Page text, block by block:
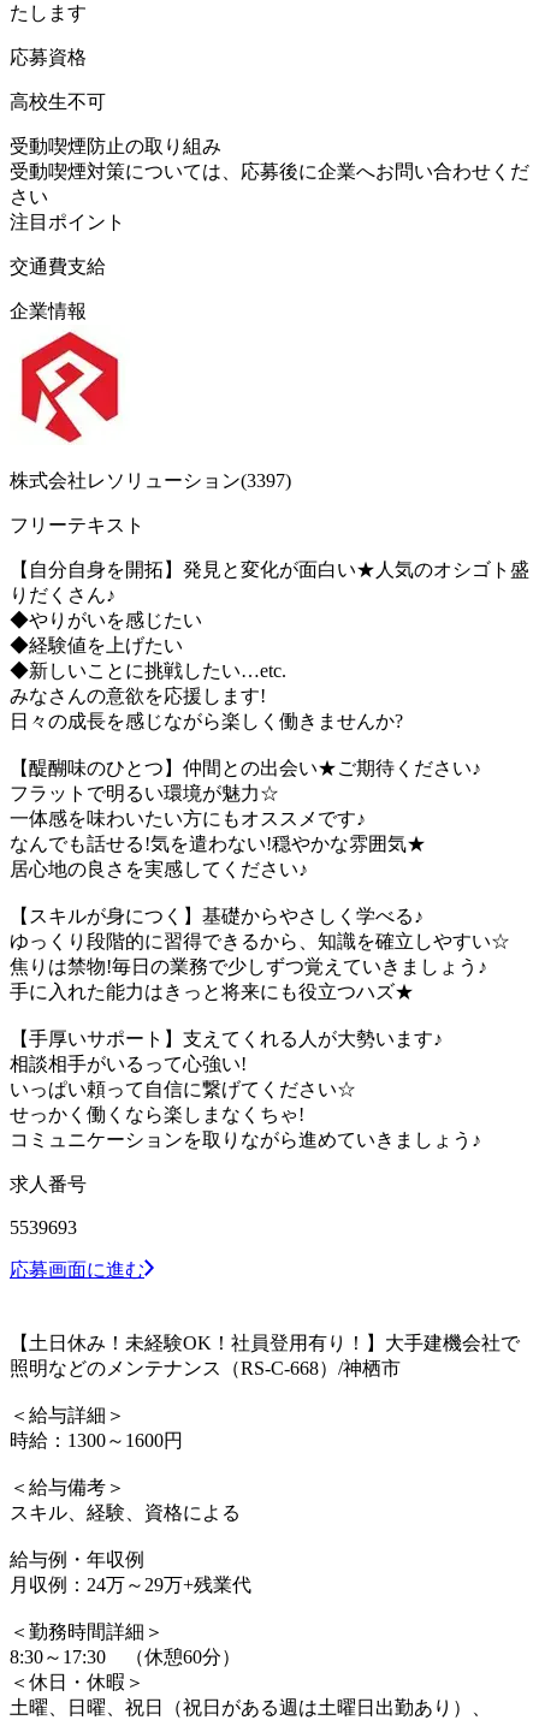
たします
応募資格
高校生不可
受動喫煙防止の取り組み
受動喫煙対策については、応募後に企業へお問い合わせくだ
さい
注目ポイント
交通費支給
企業情報
株式会社レソリューション(3397)
フリーテキスト
【自分自身を開拓】発見と変化が面白い★人気のオシゴト盛
りだくさん♪
◆やりがいを感じたい
◆経験値を上げたい
◆新しいことに挑戦したい…etc.
みなさんの意欲を応援します!
日々の成長を感じながら楽しく働きませんか?
【醍醐味のひとつ】仲間との出会い★ご期待ください♪
フラットで明るい環境が魅力☆
一体感を味わいたい方にもオススメです♪
なんでも話せる!気を遣わない!穏やかな雰囲気★
居心地の良さを実感してください♪
【スキルが身につく】基礎からやさしく学べる♪
ゆっくり段階的に習得できるから、知識を確立しやすい☆
焦りは禁物!毎日の業務で少しずつ覚えていきましょう♪
手に入れた能力はきっと将来にも役立つハズ★
【手厚いサポート】支えてくれる人が大勢います♪
相談相手がいるって心強い!
いっぱい頼って自信に繋げてください☆
せっかく働くなら楽しまなくちゃ!
コミュニケーションを取りながら進めていきましょう♪
求人番号
5539693
応募画面に進む
【土日休み！未経験OK！社員登用有り！】大手建機会社で
照明などのメンテナンス（RS-C-668）/神栖市
＜給与詳細＞
時給：1300～1600円
＜給与備考＞
スキル、経験、資格による
給与例・年収例
月収例：24万～29万+残業代
＜勤務時間詳細＞
8:30～17:30 （休憩60分）
＜休日・休暇＞
土曜、日曜、祝日（祝日がある週は土曜日出勤あり）、